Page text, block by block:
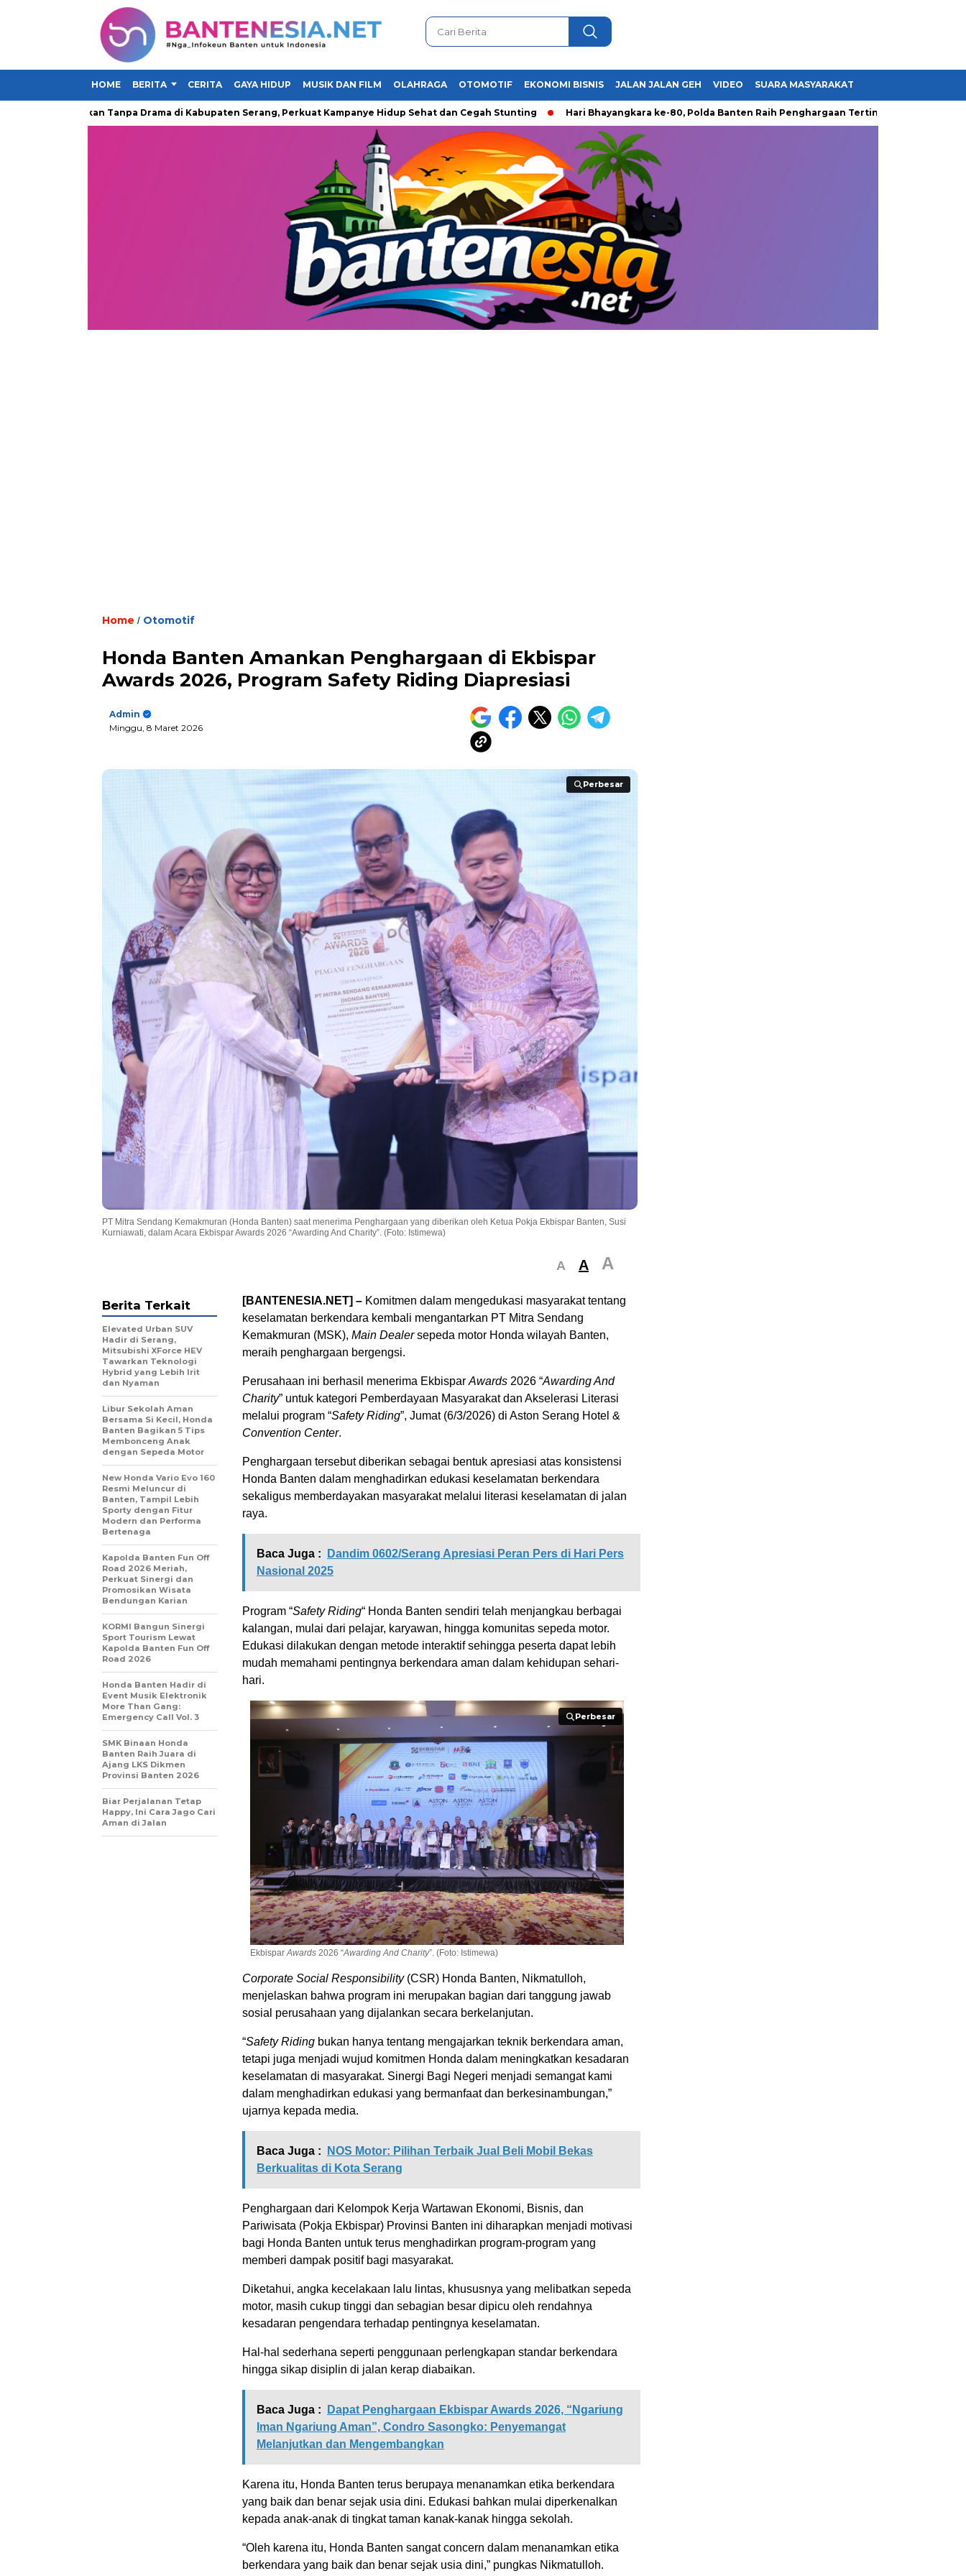
HOME BERITA CERITA GAYA HIDUP MUSIK DAN FILM OLAHRAGA OTOMOTIF EKONOMI BISNIS JALAN JALAN GEH VIDEO SUARA MASYARAKAT
Makan Tanpa Drama di Kabupaten Serang, Perkuat Kampanye Hidup Sehat dan Cegah Stunting Hari Bhayangkara ke-80, Polda Banten Raih Penghargaan Tertinggi dari Presiden hingga
Home / Otomotif
Honda Banten Amankan Penghargaan di Ekbispar
Awards 2026, Program Safety Riding Diapresiasi
Admin
Minggu, 8 Maret 2026
Perbesar
Perbesar
PT Mitra Sendang Kemakmuran (Honda Banten) saat menerima Penghargaan yang diberikan oleh Ketua Pokja Ekbispar Banten, Susi
Kurniawati, dalam Acara Ekbispar Awards 2026 “Awarding And Charity”. (Foto: Istimewa)
A A A
[BANTENESIA.NET] – Komitmen dalam mengedukasi masyarakat tentang
keselamatan berkendara kembali mengantarkan PT Mitra Sendang
Kemakmuran (MSK), Main Dealersepeda motor Honda wilayah Banten,
meraih penghargaan bergengsi.
Perusahaan ini berhasil menerima Ekbispar Awards 2026 “Awarding And
Charity” untuk kategori Pemberdayaan Masyarakat dan Akselerasi Literasi
melalui program “Safety Riding”, Jumat (6/3/2026) di Aston Serang Hotel &
Convention Center.
Penghargaan tersebut diberikan sebagai bentuk apresiasi atas konsistensi
Honda Banten dalam menghadirkan edukasi keselamatan berkendara
sekaligus memberdayakan masyarakat melalui literasi keselamatan di jalan
raya.
Baca Juga :
Dandim 0602/Serang Apresiasi Peran Pers di Hari Pers
Nasional 2025
Program “Safety Riding“ Honda Banten sendiri telah menjangkau berbagai
kalangan, mulai dari pelajar, karyawan, hingga komunitas sepeda motor.
Edukasi dilakukan dengan metode interaktif sehingga peserta dapat lebih
mudah memahami pentingnya berkendara aman dalam kehidupan sehari-
hari.
Perbesar
Perbesar
EkbisparAwards 2026 “Awarding And Charity”. (Foto: Istimewa)
Corporate Social Responsibility(CSR) Honda Banten, Nikmatulloh,
menjelaskan bahwa program ini merupakan bagian dari tanggung jawab
sosial perusahaan yang dijalankan secara berkelanjutan.
“Safety Riding bukan hanya tentang mengajarkan teknik berkendara aman,
tetapi juga menjadi wujud komitmen Honda dalam meningkatkan kesadaran
keselamatan di masyarakat. Sinergi Bagi Negeri menjadi semangat kami
dalam menghadirkan edukasi yang bermanfaat dan berkesinambungan,”
ujarnya kepada media.
Baca Juga :
NOS Motor: Pilihan Terbaik Jual Beli Mobil Bekas
Berkualitas di Kota Serang
Penghargaan dari Kelompok Kerja Wartawan Ekonomi, Bisnis, dan
Pariwisata (Pokja Ekbispar) Provinsi Banten ini diharapkan menjadi motivasi
bagi Honda Banten untuk terus menghadirkan program-program yang
memberi dampak positif bagi masyarakat.
Diketahui, angka kecelakaan lalu lintas, khususnya yang melibatkan sepeda
motor, masih cukup tinggi dan sebagian besar dipicu oleh rendahnya
kesadaran pengendara terhadap pentingnya keselamatan.
Hal-hal sederhana seperti penggunaan perlengkapan standar berkendara
hingga sikap disiplin di jalan kerap diabaikan.
Baca Juga :
Dapat Penghargaan Ekbispar Awards 2026, “Ngariung
Iman Ngariung Aman”, Condro Sasongko: Penyemangat
Melanjutkan dan Mengembangkan
Karena itu, Honda Banten terus berupaya menanamkan etika berkendara
yang baik dan benar sejak usia dini. Edukasi bahkan mulai diperkenalkan
kepada anak-anak di tingkat taman kanak-kanak hingga sekolah.
“Oleh karena itu, Honda Banten sangat concern dalam menanamkan etika
berkendara yang baik dan benar sejak usia dini,” pungkas Nikmatulloh.
Berita Terkait
Elevated Urban SUV
Hadir di Serang,
Mitsubishi XForce HEV
Tawarkan Teknologi
Hybrid yang Lebih Irit
dan Nyaman
Libur Sekolah Aman
Bersama Si Kecil, Honda
Banten Bagikan 5 Tips
Membonceng Anak
dengan Sepeda Motor
New Honda Vario Evo 160
Resmi Meluncur di
Banten, Tampil Lebih
Sporty dengan Fitur
Modern dan Performa
Bertenaga
Kapolda Banten Fun Off
Road 2026 Meriah,
Perkuat Sinergi dan
Promosikan Wisata
Bendungan Karian
KORMI Bangun Sinergi
Sport Tourism Lewat
Kapolda Banten Fun Off
Road 2026
Honda Banten Hadir di
Event Musik Elektronik
More Than Gang:
Emergency Call Vol. 3
SMK Binaan Honda
Banten Raih Juara di
Ajang LKS Dikmen
Provinsi Banten 2026
Biar Perjalanan Tetap
Happy, Ini Cara Jago Cari
Aman di Jalan